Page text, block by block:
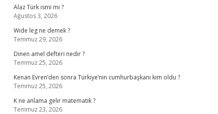
Alaz Türk ismi mi ?
Ağustos 3, 2026
Wıde leg ne demek ?
Temmuz 29, 2026
Dinen amel defteri nedir ?
Temmuz 25, 2026
Kenan Evren’den sonra Türkiye’nin cumhurbaşkanı kim oldu ?
Temmuz 25, 2026
K ne anlama gelir matematik ?
Temmuz 23, 2026